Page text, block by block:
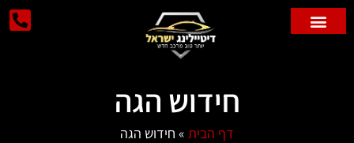
חידוש הגה
דף הבית » חידוש הגה